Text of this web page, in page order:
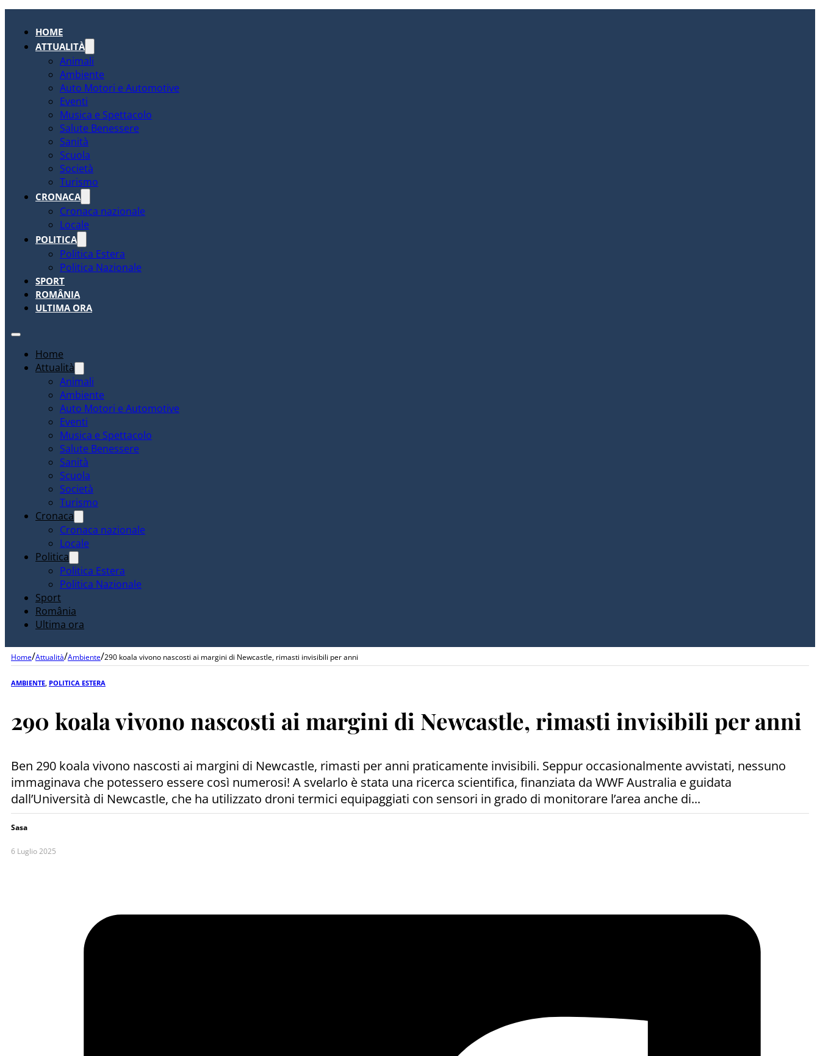
HOME
ATTUALITÀ
Animali
Ambiente
Auto Motori e Automotive
Eventi
Musica e Spettacolo
Salute Benessere
Sanità
Scuola
Società
Turismo
CRONACA
Cronaca nazionale
Locale
POLITICA
Politica Estera
Politica Nazionale
SPORT
ROMÂNIA
ULTIMA ORA
Home
Attualità
Animali
Ambiente
Auto Motori e Automotive
Eventi
Musica e Spettacolo
Salute Benessere
Sanità
Scuola
Società
Turismo
Cronaca
Cronaca nazionale
Locale
Politica
Politica Estera
Politica Nazionale
Sport
România
Ultima ora
Home/Attualità/Ambiente/290 koala vivono nascosti ai margini di Newcastle, rimasti invisibili per anni
AMBIENTE POLITICA ESTERA
290 koala vivono nascosti ai margini di Newcastle, rimasti invisibili per anni
Ben 290 koala vivono nascosti ai margini di Newcastle, rimasti per anni praticamente invisibili. Seppur occasionalmente avvistati, nessuno
immaginava che potessero essere così numerosi! A svelarlo è stata una ricerca scientifica, finanziata da WWF Australia e guidata
dall’Università di Newcastle, che ha utilizzato droni termici equipaggiati con sensori in grado di monitorare l’area anche di...
Sasa
6 Luglio 2025